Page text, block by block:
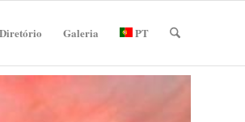
Diretório Galeria PT